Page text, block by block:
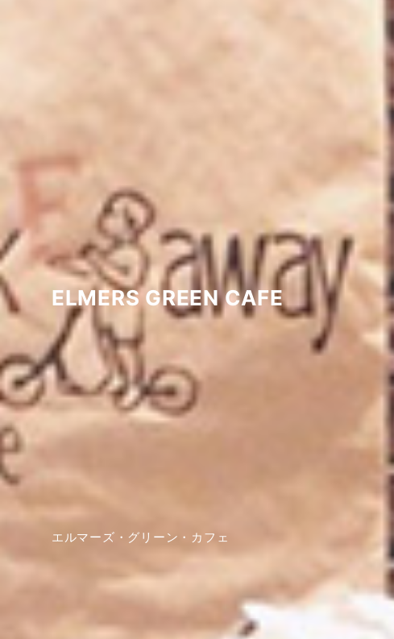
ELMERS GREEN CAFE
エルマーズ・グリーン・カフェ